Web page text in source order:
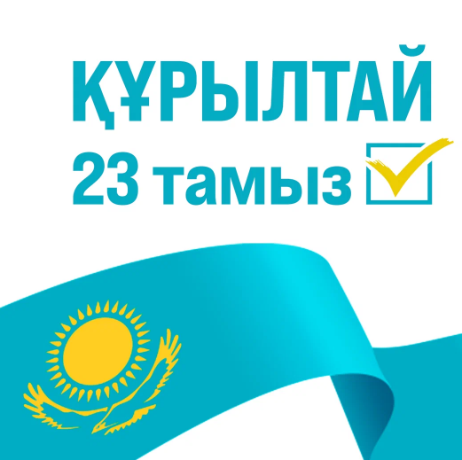
келіп, одан тамаққа түсіп, адамның ішіне кетуі мүмкін.
әрине. Бірақ бәрі де мүмкін.
тамақтың өзін біз сияқты кесіп-бөліп не түйір-түйірімен
шыбын бірінші сілекей-ферментін бөліп, азыққа
Егер шыбын тамақтың үстіне ұзақ қонып қалса, онда
деген сөз. Ал жай түсіп кетсе, онда үлгермегені.
төгіп қажет емес. Шыбынның патогенді паразиттерді
бір рет түскен шыбынның патогенді заттарды тастап не
себепті ең алдымен шыбынның тамақтың үстінде ұзақ
керек. Ол үшін тағамның бетін жауып қойыңыз.
не істеу керегі жайлы ислам дінінде хадис бар екен. "Кей
шыбын түссе, батырып жіберіп, қайта алып тастасын.
бірінде шипа бар" деп хадис
екен Мұхаммед